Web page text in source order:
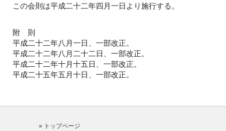
この会則は平成二十二年四月一日より施行する。
附 則
平成二十二年八月一日、一部改正。
平成二十二年八月二十二日、一部改正。
平成二十二年十月十五日、一部改正。
平成二十五年五月十日、一部改正。
トップページ